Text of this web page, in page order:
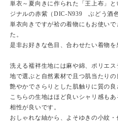
単衣～夏向きに作られた「王上布」
ジナルの赤紫（DIC-N939 ぶどう酒
単衣向きですが袷の着物にもお使い
た。
是非お好きな色目、合わせたい着物を
洗える襦袢生地には麻や綿、ポリエ
地で選ぶと自然素材で且つ肌当たりの
艶やかでさらりとした肌触りに質の良
こちらの生地はほど良いシャリ感も
相性が良いです。
おしゃれな紬から、よそゆきの小紋・